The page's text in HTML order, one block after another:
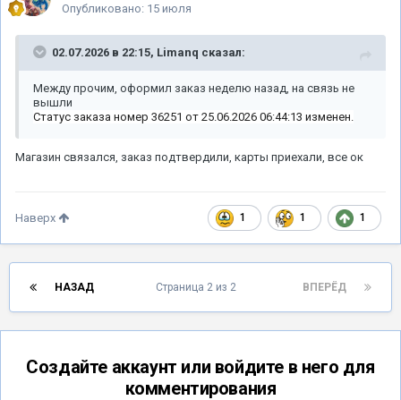
Опубликовано: 15 июля
02.07.2026 в 22:15, Limanq сказал:
Между прочим, оформил заказ неделю назад, на связь не
вышли
Статус заказа номер 36251 от 25.06.2026 06:44:13 изменен.
Магазин связался, заказ подтвердили, карты приехали, все ок
1 1 1
Наверх
НАЗАД ВПЕРЁД
Страница 2 из 2
Создайте аккаунт или войдите в него для
комментирования